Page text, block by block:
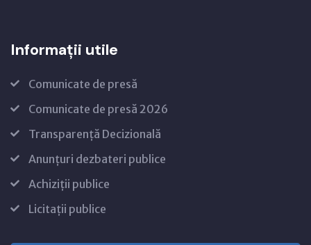
Informații utile
Comunicate de presă
Comunicate de presă 2026
Transparență Decizională
Anunțuri dezbateri publice
Achiziții publice
Licitații publice